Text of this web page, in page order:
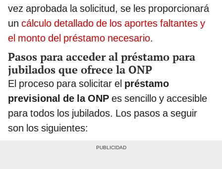
vez aprobada la solicitud, se les proporcionará
un cálculo detallado de los aportes faltantes y
el monto del préstamo necesario.
Pasos para acceder al préstamo para
jubilados que ofrece la ONP
El proceso para solicitar el préstamo
previsional de la ONP es sencillo y accesible
para todos los jubilados. Los pasos a seguir
son los siguientes: